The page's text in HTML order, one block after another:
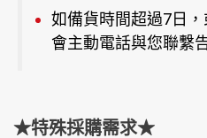
如備貨時間超過7日
會主動電話與您聯繫
★特殊採購需求★